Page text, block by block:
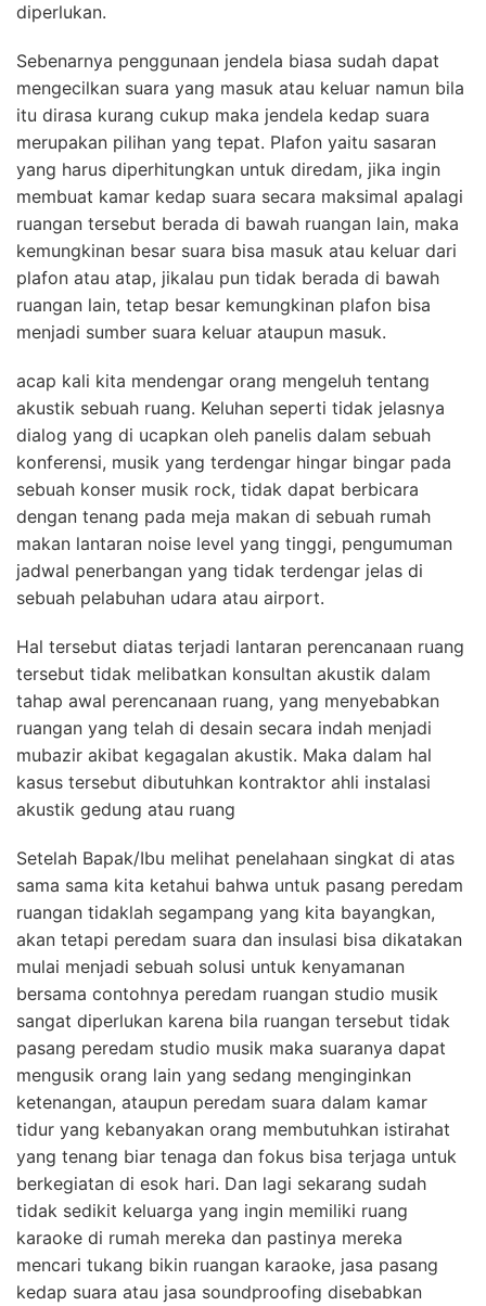
diperlukan.
Sebenarnya penggunaan jendela biasa sudah dapat
mengecilkan suara yang masuk atau keluar namun bila
itu dirasa kurang cukup maka jendela kedap suara
merupakan pilihan yang tepat. Plafon yaitu sasaran
yang harus diperhitungkan untuk diredam, jika ingin
membuat kamar kedap suara secara maksimal apalagi
ruangan tersebut berada di bawah ruangan lain, maka
kemungkinan besar suara bisa masuk atau keluar dari
plafon atau atap, jikalau pun tidak berada di bawah
ruangan lain, tetap besar kemungkinan plafon bisa
menjadi sumber suara keluar ataupun masuk.
acap kali kita mendengar orang mengeluh tentang
akustik sebuah ruang. Keluhan seperti tidak jelasnya
dialog yang di ucapkan oleh panelis dalam sebuah
konferensi, musik yang terdengar hingar bingar pada
sebuah konser musik rock, tidak dapat berbicara
dengan tenang pada meja makan di sebuah rumah
makan lantaran noise level yang tinggi, pengumuman
jadwal penerbangan yang tidak terdengar jelas di
sebuah pelabuhan udara atau airport.
Hal tersebut diatas terjadi lantaran perencanaan ruang
tersebut tidak melibatkan konsultan akustik dalam
tahap awal perencanaan ruang, yang menyebabkan
ruangan yang telah di desain secara indah menjadi
mubazir akibat kegagalan akustik. Maka dalam hal
kasus tersebut dibutuhkan kontraktor ahli instalasi
akustik gedung atau ruang
Setelah Bapak/Ibu melihat penelahaan singkat di atas
sama sama kita ketahui bahwa untuk pasang peredam
ruangan tidaklah segampang yang kita bayangkan,
akan tetapi peredam suara dan insulasi bisa dikatakan
mulai menjadi sebuah solusi untuk kenyamanan
bersama contohnya peredam ruangan studio musik
sangat diperlukan karena bila ruangan tersebut tidak
pasang peredam studio musik maka suaranya dapat
mengusik orang lain yang sedang menginginkan
ketenangan, ataupun peredam suara dalam kamar
tidur yang kebanyakan orang membutuhkan istirahat
yang tenang biar tenaga dan fokus bisa terjaga untuk
berkegiatan di esok hari. Dan lagi sekarang sudah
tidak sedikit keluarga yang ingin memiliki ruang
karaoke di rumah mereka dan pastinya mereka
mencari tukang bikin ruangan karaoke, jasa pasang
kedap suara atau jasa soundproofing disebabkan